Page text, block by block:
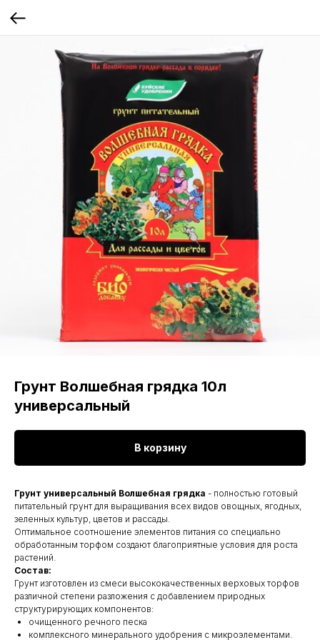
Грунт Волшебная грядка 10л
универсальный
В корзину
Грунт универсальный Волшебная грядка - полностью готовый
питательный грунт для выращивания всех видов овощных, ягодных,
зеленных культур, цветов и рассады.
Оптимальное соотношение элементов питания со специально
обработанным торфом создают благоприятные условия для роста
растений.
Состав:
Грунт изготовлен из смеси высококачественных верховых торфов
различной степени разложения с добавлением природных
структурирующих компонентов:
очищенного речного песка
комплексного минерального удобрения с микроэлементами.